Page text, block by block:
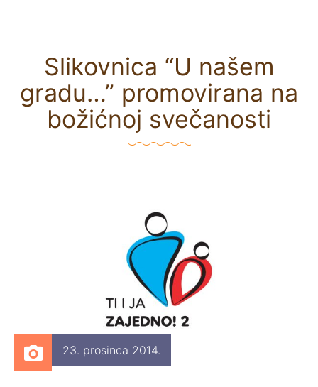
Slikovnica “U našem
gradu…” promovirana na
božićnoj svečanosti
23. prosinca 2014.